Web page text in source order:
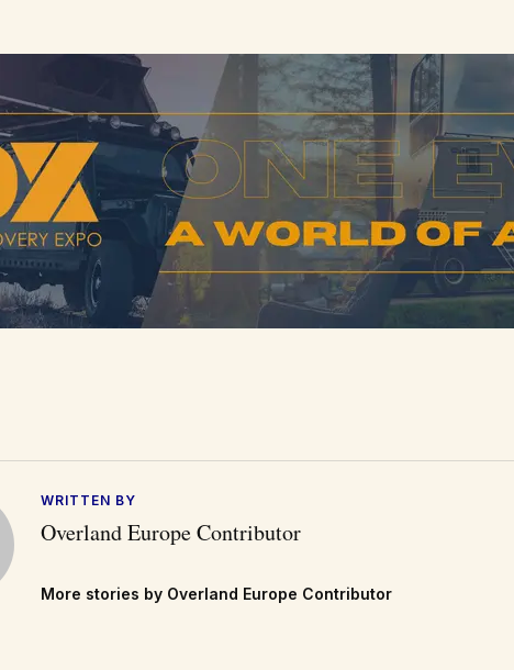
WRITTEN BY
Overland Europe Contributor
More stories by Overland Europe Contributor